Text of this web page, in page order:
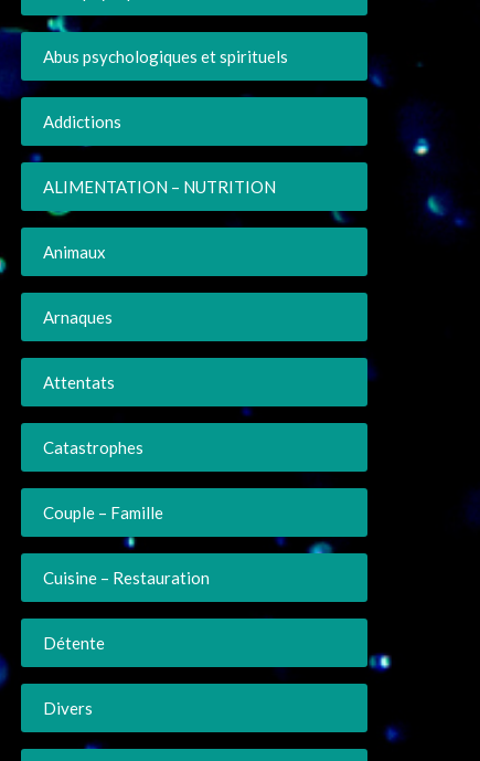
Abus psychologiques et spirituels
Addictions
ALIMENTATION – NUTRITION
Animaux
Arnaques
Attentats
Catastrophes
Couple – Famille
Cuisine – Restauration
Détente
Divers